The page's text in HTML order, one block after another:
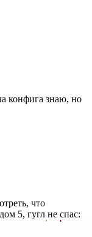
конфига знаю, но
что
5, гугл не спас: